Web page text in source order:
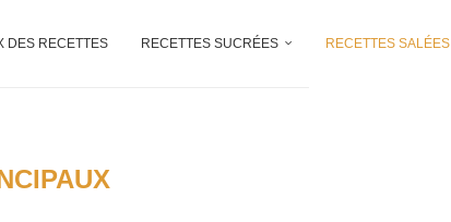
DES RECETTES RECETTES SUCRÉES RECETTES SALÉES